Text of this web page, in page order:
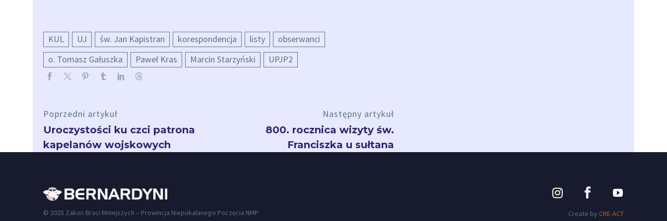
KUL UJ św. Jan Kapistran korespondencja listy
obserwanci
o. Tomasz Gałuszka
Paweł Kras Marcin Starzyński UPJP2
Poprzedni artykuł
Uroczystości ku czci patrona
kapelanów wojskowych
Następny artykuł
800. rocznica wizyty św.
Franciszka u sułtana
© 2025 Zakon Braci Mniejszych – Prowincja Niepokalanego Poczęcia NMP Create by CRE-ACT